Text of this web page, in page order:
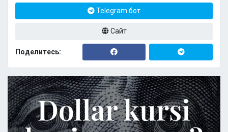
Telegram бот
Сайт
Поделитесь: